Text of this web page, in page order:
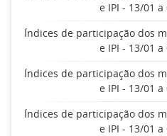
e IPI - 13/01
Índices de participação dos
e IPI - 13/01
Índices de participação dos
e IPI - 13/01
Índices de participação dos
e IPI - 13/01